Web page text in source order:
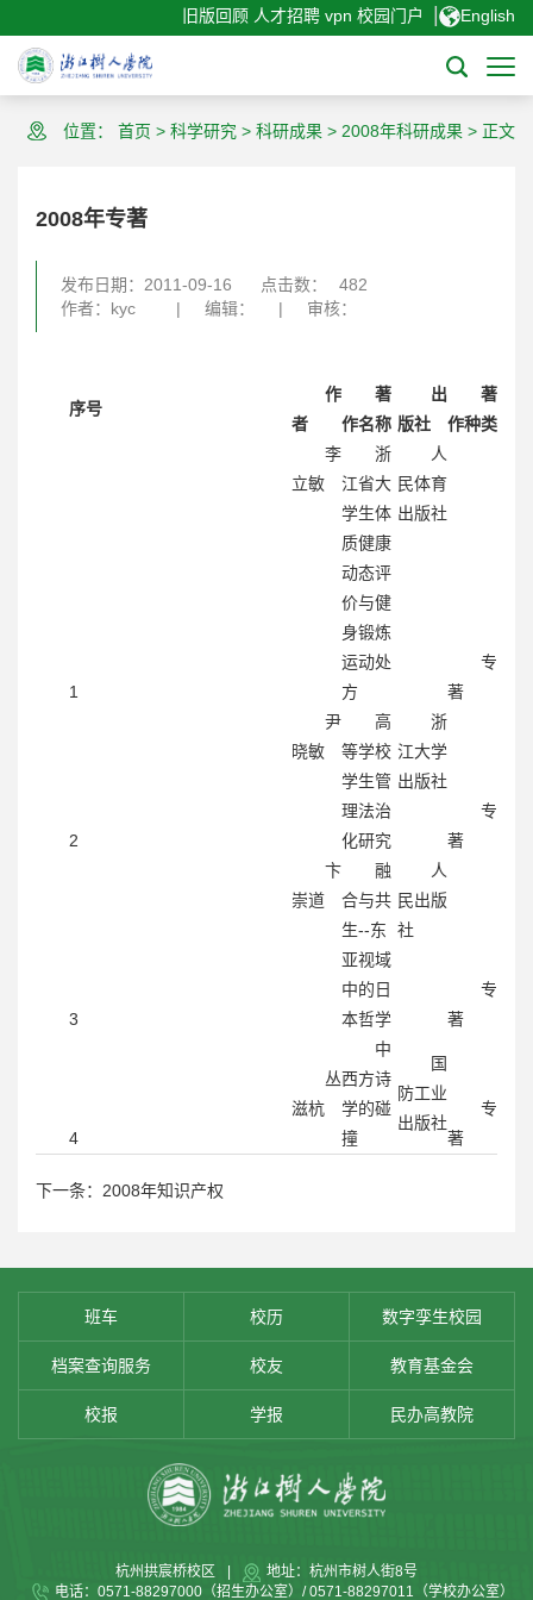
旧版回顾 人才招聘 vpn 校园门户 English
位置： 首页 > 科学研究 > 科研成果 > 2008年科研成果 > 正文
2008年专著
发布日期：2011-09-16 点击数：
482
作者：kyc
| 编辑： | 审核：
序号
作
者
著
作名称
出
版社
著
作种类
1
李
立敏
浙
江省大
学生体
质健康
动态评
价与健
身锻炼
运动处
方
人
民体育
出版社
专
著
2
尹
晓敏
高
等学校
学生管
理法治
化研究
浙
江大学
出版社
专
著
3
卞
崇道
融
合与共
生--东
亚视域
中的日
本哲学
人
民出版
社
专
著
4
丛
滋杭
中
西方诗
学的碰
撞
国
防工业
出版社
专
著
下一条：2008年知识产权
班车 校历 数字孪生校园
档案查询服务 校友 教育基金会
校报 学报 民办高教院
杭州拱宸桥校区 |
地址：杭州市树人街8号
电话：0571-88297000（招生办公室）/ 0571-88297011（学校办公室）